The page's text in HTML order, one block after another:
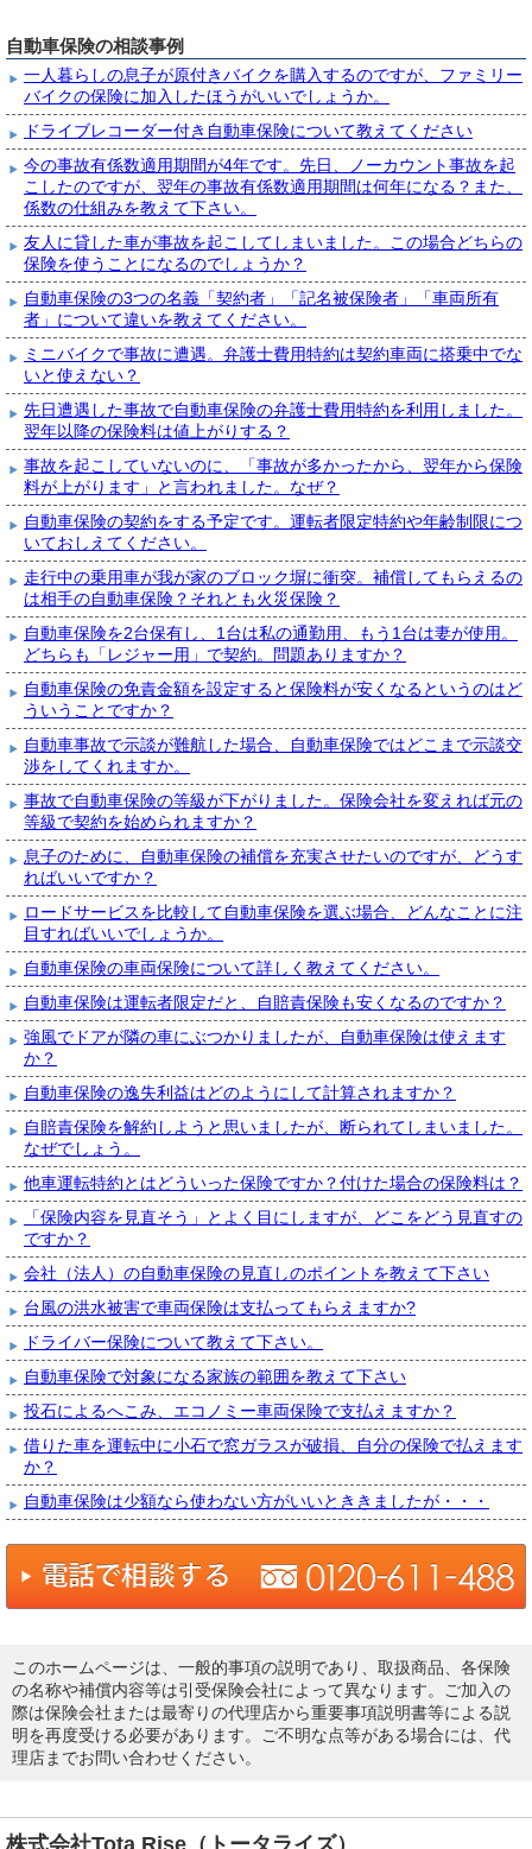
自動車保険の相談事例
一人暮らしの息子が原付きバイクを購入するのですが、ファミリー
バイクの保険に加入したほうがいいでしょうか。
ドライブレコーダー付き自動車保険について教えてください
今の事故有係数適用期間が4年です。先日、ノーカウント事故を起
こしたのですが、翌年の事故有係数適用期間は何年になる？また、
係数の仕組みを教えて下さい。
友人に貸した車が事故を起こしてしまいました。この場合どちらの
保険を使うことになるのでしょうか？
自動車保険の3つの名義「契約者」「記名被保険者」「車両所有
者」について違いを教えてください。
ミニバイクで事故に遭遇。弁護士費用特約は契約車両に搭乗中でな
いと使えない？
先日遭遇した事故で自動車保険の弁護士費用特約を利用しました。
翌年以降の保険料は値上がりする？
事故を起こしていないのに、「事故が多かったから、翌年から保険
料が上がります」と言われました。なぜ？
自動車保険の契約をする予定です。運転者限定特約や年齢制限につ
いておしえてください。
走行中の乗用車が我が家のブロック塀に衝突。補償してもらえるの
は相手の自動車保険？それとも火災保険？
自動車保険を2台保有し、1台は私の通勤用、もう1台は妻が使用。
どちらも「レジャー用」で契約。問題ありますか？
自動車保険の免責金額を設定すると保険料が安くなるというのはど
ういうことですか？
自動車事故で示談が難航した場合、自動車保険ではどこまで示談交
渉をしてくれますか。
事故で自動車保険の等級が下がりました。保険会社を変えれば元の
等級で契約を始められますか？
息子のために、自動車保険の補償を充実させたいのですが、どうす
ればいいですか？
ロードサービスを比較して自動車保険を選ぶ場合、どんなことに注
目すればいいでしょうか。
自動車保険の車両保険について詳しく教えてください。
自動車保険は運転者限定だと、自賠責保険も安くなるのですか？
強風でドアが隣の車にぶつかりましたが、自動車保険は使えます
か？
自動車保険の逸失利益はどのようにして計算されますか？
自賠責保険を解約しようと思いましたが、断られてしまいました。
なぜでしょう。
他車運転特約とはどういった保険ですか？付けた場合の保険料は？
「保険内容を見直そう」とよく目にしますが、どこをどう見直すの
ですか？
会社（法人）の自動車保険の見直しのポイントを教えて下さい
台風の洪水被害で車両保険は支払ってもらえますか?
ドライバー保険について教えて下さい。
自動車保険で対象になる家族の範囲を教えて下さい
投石によるへこみ、エコノミー車両保険で支払えますか？
借りた車を運転中に小石で窓ガラスが破損、自分の保険で払えます
か？
自動車保険は少額なら使わない方がいいとききましたが・・・
このホームページは、一般的事項の説明であり、取扱商品、各保険
の名称や補償内容等は引受保険会社によって異なります。ご加入の
際は保険会社または最寄りの代理店から重要事項説明書等による説
明を再度受ける必要があります。ご不明な点等がある場合には、代
理店までお問い合わせください。